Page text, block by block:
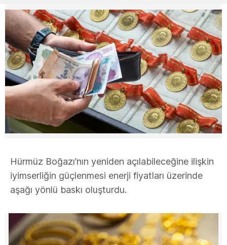
Hürmüz Boğazı’nın yeniden açılabileceğine ilişkin
iyimserliğin güçlenmesi enerji fiyatları üzerinde
aşağı yönlü baskı oluşturdu.